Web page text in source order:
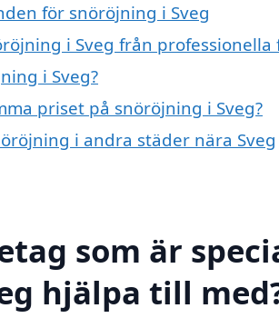
för snöröjning i Sveg
i Sveg från professionella
i Sveg?
priset på snöröjning i Sveg?
i andra städer nära Sveg
som är
hjälpa till